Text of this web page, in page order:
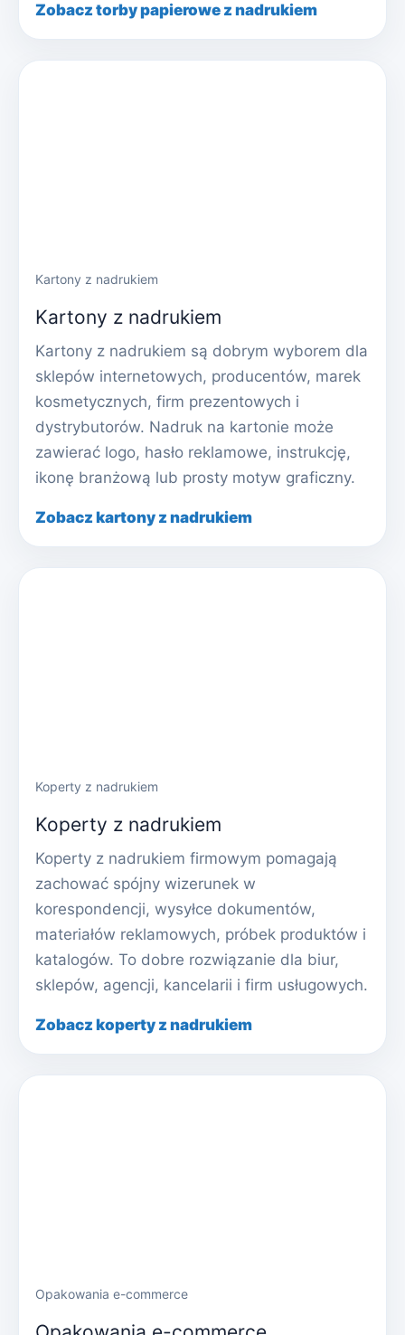
Zobacz torby papierowe z nadrukiem
Kartony z nadrukiem
Kartony z nadrukiem
Kartony z nadrukiem są dobrym wyborem dla
sklepów internetowych, producentów, marek
kosmetycznych, firm prezentowych i
dystrybutorów. Nadruk na kartonie może
zawierać logo, hasło reklamowe, instrukcję,
ikonę branżową lub prosty motyw graficzny.
Zobacz kartony z nadrukiem
Koperty z nadrukiem
Koperty z nadrukiem
Koperty z nadrukiem firmowym pomagają
zachować spójny wizerunek w
korespondencji, wysyłce dokumentów,
materiałów reklamowych, próbek produktów i
katalogów. To dobre rozwiązanie dla biur,
sklepów, agencji, kancelarii i firm usługowych.
Zobacz koperty z nadrukiem
Opakowania e-commerce